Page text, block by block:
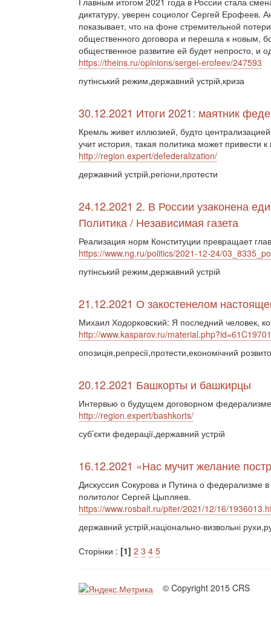
диктатуру, уверен социолог Сергей Ерофеев.
показывает, что на фоне стремительной
общественного договора и перешла к новым,
общественное развитие ей будет непросто, и
https://theins.ru/opinions/sergei-erofeev/247593
путінський режим,державний устрій,криза
30.12.2021 Итоги 2021: маятник
Кремль живет иллюзией, будто
учит история, такая политика может привести
http://region.expert/defederalization/
державний устрій,регіони,протести
24.12.2021 2. В России узаконена
Политика / Независимая газета
Реализация норм Конституции превращает
https://www.ng.ru/politics/2021-12-24/
путінський режим,державний устрій
21.12.2021 О закостенелом
Михаил Ходорковский: Я последний человек,
http://www.kasparov.ru/
опозиція,репресії,протести,економічний
20.12.2021 Башкорты и башкирцы
Интервью о будущем договорном
http://region.expert/bashkorts/
суб’єкти федерації,державний устрій
16.12.2021 «Нас мучит желание
Дискуссия Сокурова и Путина о федерализме
политолог Сергей Цыпляев.
https://www.rosbalt.ru/piter/2021/12/16/
державний устрій,національно-визвольні
Сторінки : [1] 2 3 4 5
© Copyright 2015 CRS